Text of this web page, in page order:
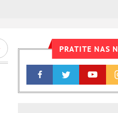
PRATITE NAS